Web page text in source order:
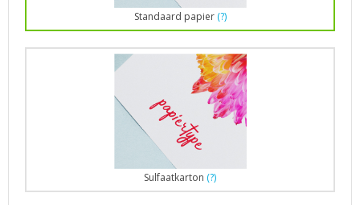
Standaard papier (?)
Sulfaatkarton (?)